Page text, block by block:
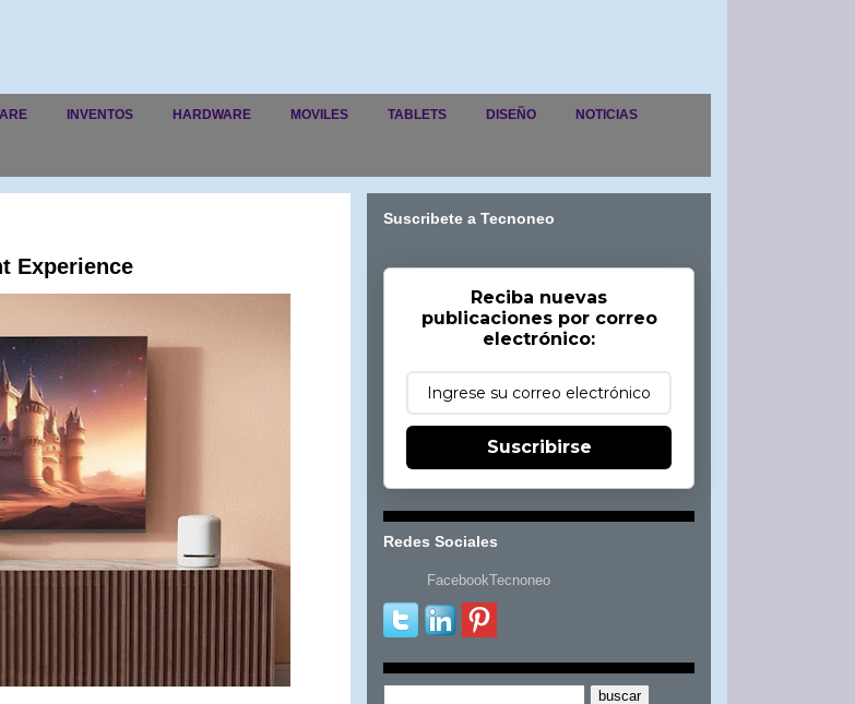
INVENTOS HARDWARE MOVILES TABLETS DISEÑO NOTICIAS
Experience
Suscribete a Tecnoneo
Reciba nuevas
publicaciones por correo
electrónico:
Suscribirse
Redes Sociales
FacebookTecnoneo